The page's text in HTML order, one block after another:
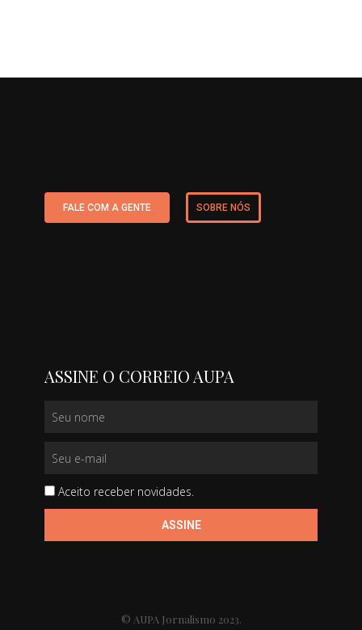
FALE COM A GENTE SOBRE NÓS
ASSINE O CORREIO AUPA
Aceito receber novidades.
ASSINE
© AUPA Jornalismo 2023.